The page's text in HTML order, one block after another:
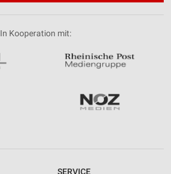
In Kooperation mit:
SERVICE